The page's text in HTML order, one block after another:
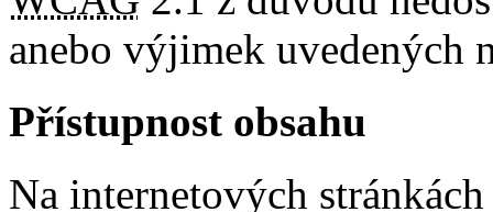
anebo výjimek uvedených
Přístupnost obsahu
Na internetových